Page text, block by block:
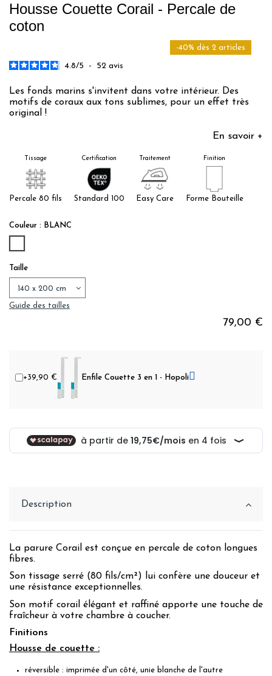
Housse Couette Corail - Percale de
coton
-40% dès 2 articles
4.8/5 - 52 avis
Les fonds marins s'invitent dans votre intérieur. Des
motifs de coraux aux tons sublimes, pour un effet très
original !
En savoir +
Tissage
Percale 80 fils
Certification
Standard 100
Traitement
Easy Care
Finition
Forme Bouteille
Couleur : BLANC
Taille
Guide des tailles
79,00 €
+39,90 € Enfile Couette 3 en 1 - Hopoli
Description
La parure Corail est conçue en percale de coton longues
fibres.
Son tissage serré (80 fils/cm²) lui confère une douceur et
une résistance exceptionnelles.
Son motif corail élégant et raffiné apporte une touche de
fraîcheur à votre chambre à coucher.
Finitions
Housse de couette :
réversible : imprimée d'un côté, unie blanche de l'autre